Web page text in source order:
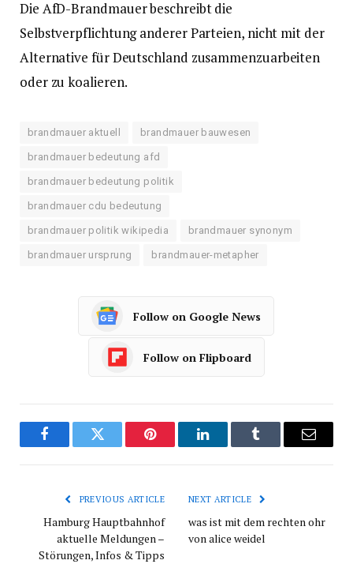
Die AfD-Brandmauer beschreibt die
Selbstverpflichtung anderer Parteien, nicht mit der
Alternative für Deutschland zusammenzuarbeiten
oder zu koalieren.
brandmauer aktuell brandmauer bauwesen
brandmauer bedeutung afd
brandmauer bedeutung politik
brandmauer cdu bedeutung
brandmauer politik wikipedia brandmauer synonym
brandmauer ursprung brandmauer-metapher
Follow on Google News
Follow on Flipboard
FacebookTwitter Pinterest LinkedInTumblr Email
PREVIOUS ARTICLE
Hamburg Hauptbahnhof
aktuelle Meldungen –
Störungen, Infos & Tipps
NEXT ARTICLE
was ist mit dem rechten ohr
von alice weidel